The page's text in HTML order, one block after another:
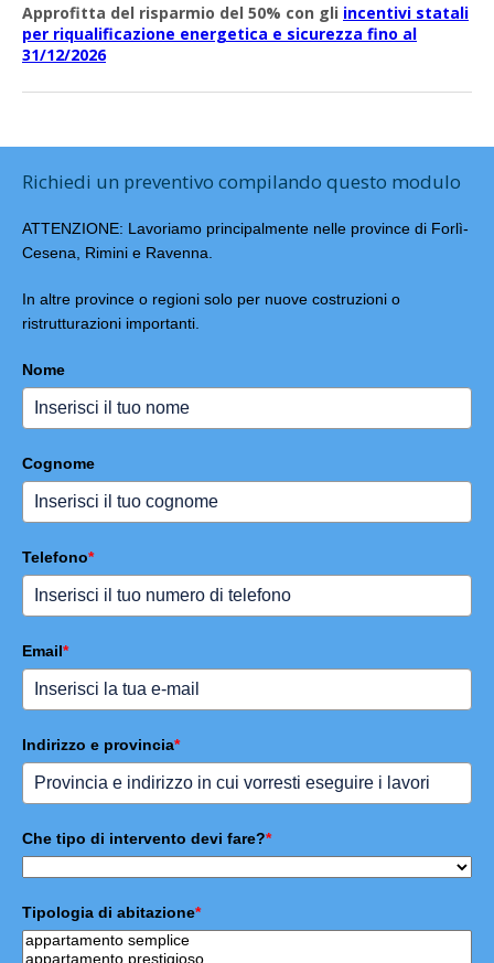
Approfitta del risparmio del 50% con gli incentivi statali
per riqualificazione energetica e sicurezza fino al
31/12/2026
Richiedi un preventivo compilando questo modulo
ATTENZIONE: Lavoriamo principalmente nelle province di Forlì-
Cesena, Rimini e Ravenna.
In altre province o regioni solo per nuove costruzioni o
ristrutturazioni importanti.
Nome
Cognome
Telefono*
Email*
Indirizzo e provincia*
Che tipo di intervento devi fare?*
Tipologia di abitazione*